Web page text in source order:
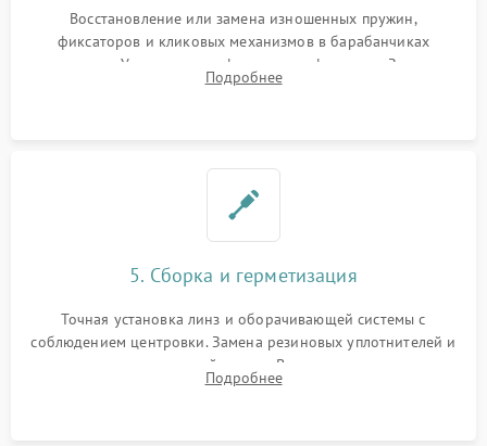
Восстановление или замена изношенных пружин,
фиксаторов и кликовых механизмов в барабанчиках
поправок. Устранение люфтов в трансфокаторе. Замена
поврежденных линз, разбитой сетки или восстановление
Подробнее
5. Сборка и герметизация
Точная установка линз и оборачивающей системы с
соблюдением центровки. Замена резиновых уплотнителей и
нанесение влагозащитной смазки. Вакуумирование корпуса
и заполнение его осушенным азотом или аргоном для
Подробнее